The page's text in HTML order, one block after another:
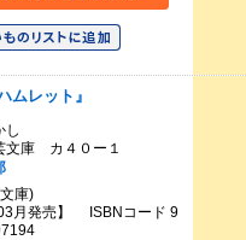
ムレット』
し
文庫 カ４０ー１
庫)
03月発売】 ISBNコード 9